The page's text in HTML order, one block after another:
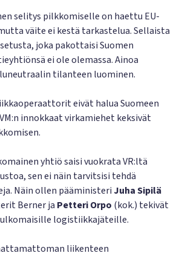
selitys pilkkomiselle on haettu EU-
väite ei kestä tarkastelua. Sellaista
joka pakottaisi Suomen
ei ole olemassa. Ainoa
tilanteen luominen.
eivät halua Suomeen
innokkaat virkamiehet keksivät
yhtiö saisi vuokrata VR:ltä
sen ei näin tarvitsisi tehdä
Näin ollen pääministeri Juha Sipilä
Berner ja Petteri Orpo (kok.) tekivät
logistiikkajäteille.
liikenteen